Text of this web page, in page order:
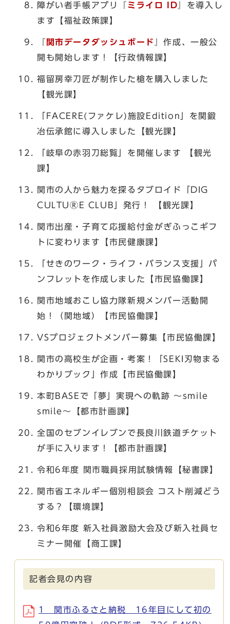
障がい者手帳アプリ『ミライロ ID 』を導入し
ます【福祉政策課】
『 関市データダッシュボード 』作成、一般公
開も開始します！【行政情報課】
福留房幸刀匠が制作した槍を購入しました
【観光課】
「FACERE(ファケレ)施設Edition」を関鍛
冶伝承館に導入しました【観光課】
「岐阜の赤羽刀総覧」を開催します 【観光
課】
関市の人から魅力を探るタブロイド「DIG
CULTUⓇE CLUB」発行！ 【観光課】
関市出産・子育て応援給付金がぎふっこギフ
トに変わります【市民健康課】
「せきのワーク・ライフ・バランス支援」パ
ンフレットを作成しました【市民協働課】
関市地域おこし協力隊新規メンバー活動開
始！（関地域）【市民協働課】
VSプロジェクトメンバー募集【市民協働課】
関市の高校生が企画・考案！「SEKI刃物まる
わかりブック」作成【市民協働課】
本町BASEで「夢」実現への軌跡 ～smile
smile～【都市計画課】
全国のセブンイレブンで長良川鉄道チケット
が手に入ります！【都市計画課】
令和6年度 関市職員採用試験情報【秘書課】
関市省エネルギー個別相談会 コスト削減どう
する？【環境課】
令和6年度 新入社員激励大会及び新入社員セ
ミナー開催【商工課】
記者会見の内容
1 関市ふるさと納税 16年目にして初の